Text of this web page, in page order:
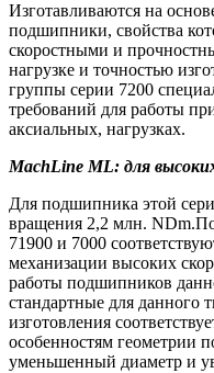
Изготавливаются на
подшипники, свойства
скоростными и
нагрузке и точностью
группы серии 7200
требований для работы
аксиальных, нагрузках.
MachLine ML: для
Для подшипника этой
вращения 2,2 млн.
71900 и 7000
механизации высоких
работы подшипников
стандартные для данного
изготовления
особенностям геометрии
уменьшенный диаметр и